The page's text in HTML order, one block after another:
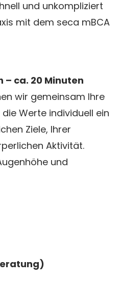
und unkompliziert
mit dem seca mBCA
ca. 20 Minuten
wir gemeinsam Ihre
Werte individuell ein
Ziele, Ihrer
Aktivität.
und